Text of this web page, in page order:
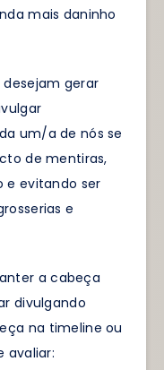
mais daninho
desejam gerar
um/a de nós se
de mentiras,
e evitando ser
e
a cabeça
divulgando
na timeline ou
avaliar: